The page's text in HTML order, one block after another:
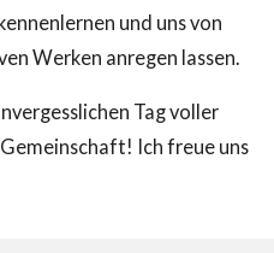
und uns von
Werken anregen lassen.
Tag voller
Ich freue uns